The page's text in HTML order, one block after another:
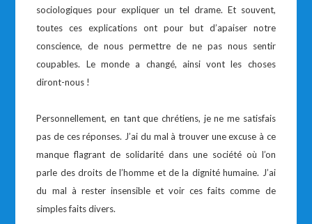
sociologiques pour expliquer un tel drame. Et souvent,
toutes ces explications ont pour but d’apaiser notre
conscience, de nous permettre de ne pas nous sentir
coupables. Le monde a changé, ainsi vont les choses
diront-nous !
Personnellement, en tant que chrétiens, je ne me satisfais
pas de ces réponses. J’ai du mal à trouver une excuse à ce
manque flagrant de solidarité dans une société où l’on
parle des droits de l’homme et de la dignité humaine. J’ai
du mal à rester insensible et voir ces faits comme de
simples faits divers.